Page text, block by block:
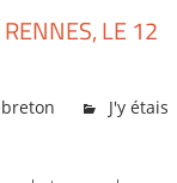
LE 12
J'y étais